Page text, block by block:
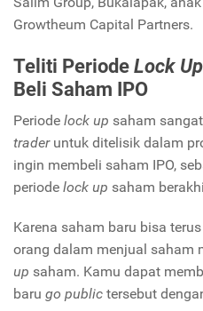
Growtheum Capital Partners.
Teliti PeriodeLock Up
Beli Saham IPO
Periode lock up saham
trader untuk ditelisik dalam
ingin membeli saham IPO,
periode lock up saham
Karena saham baru bisa
orang dalam menjual saham
up saham. Kamu dapat
baru go public tersebut